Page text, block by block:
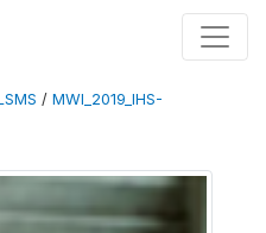
/ MWI_2019_IHS-